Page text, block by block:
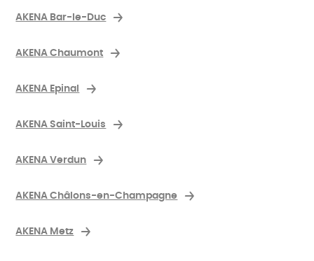
AKENA Bar-le-Duc
AKENA Chaumont
AKENA Epinal
AKENA Saint-Louis
AKENA Verdun
AKENA Châlons-en-Champagne
AKENA Metz